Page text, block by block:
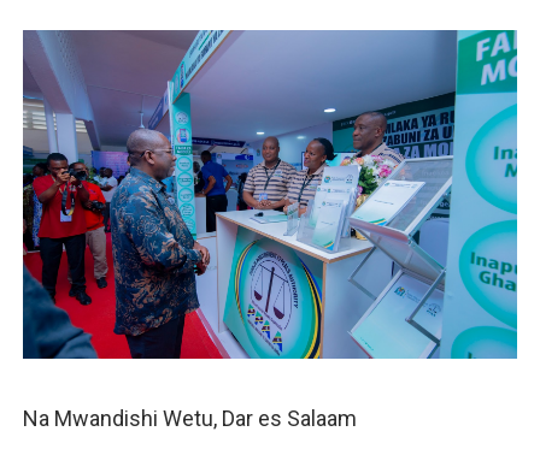
WAZIRI NANAUKA AIPONGEZA TARURA KWA MPANGO
FURSA ZA BIASHARA ZA MABILIONI KATIKA MIGODI
EWURA KANDA YA KATI YATOA WITO KUHUSU LESENI
Rais Dkt. Samia Afungua Rasmi Miundombinu ya BRT
KIELELEZO KIPYA CHA VIWANGO VYA FAIDA VYA
WATUMISHI WA WIZARA YA FEDHA WATAKIWA
Na Mwandishi Wetu, Dar es Salaam